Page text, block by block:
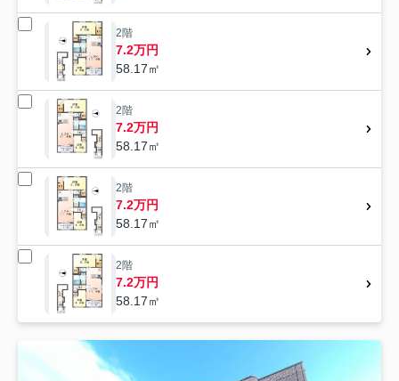
2階
7.2万円
58.17㎡
2階
7.2万円
58.17㎡
2階
7.2万円
58.17㎡
2階
7.2万円
58.17㎡